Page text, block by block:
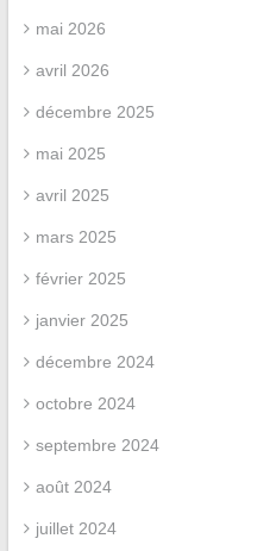
mai 2026
avril 2026
décembre 2025
mai 2025
avril 2025
mars 2025
février 2025
janvier 2025
décembre 2024
octobre 2024
septembre 2024
août 2024
juillet 2024